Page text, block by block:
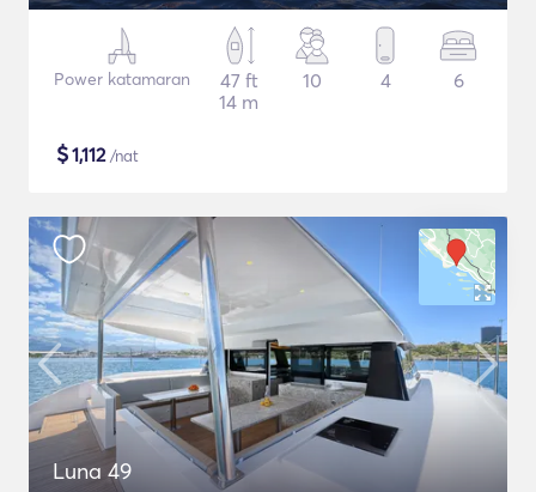
Power katamaran
47 ft
14 m
10 4 6
$1,112/nat
Luna 49